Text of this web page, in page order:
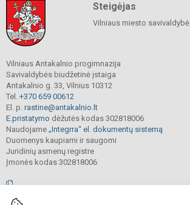
Steigėjas
Vilniaus miesto savivaldybė
Vilniaus Antakalnio progimnazija
Savivaldybės biudžetinė įstaiga
Antakalnio g. 33, Vilnius 10312
Tel. +370 659 00612
El. p. rastine@antakalnio.lt
E.pristatymo dėžutės kodas 302818006
Naudojame „Integrra“ el. dokumentų sistemą
Duomenys kaupiami ir saugomi
Juridinių asmenų registre
Įmonės kodas 302818006